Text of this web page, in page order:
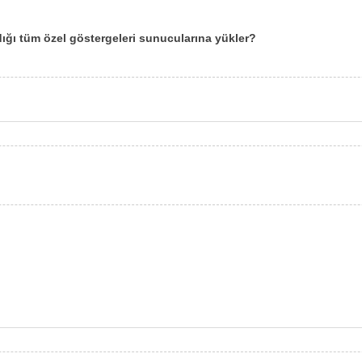
tüm özel göstergeleri sunucularına yükler?